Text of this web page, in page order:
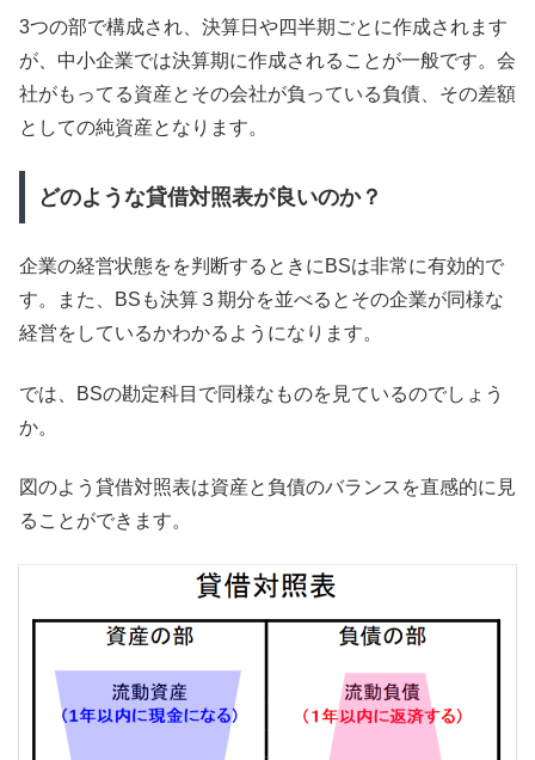
3つの部で構成され、決算日や四半期ごとに作成されます
が、中小企業では決算期に作成されることが一般です。会
社がもってる資産とその会社が負っている負債、その差額
としての純資産となります。
どのような貸借対照表が良いのか？
企業の経営状態をを判断するときにBSは非常に有効的で
す。また、BSも決算３期分を並べるとその企業が同様な
経営をしているかわかるようになります。
では、BSの勘定科目で同様なものを見ているのでしょう
か。
図のよう貸借対照表は資産と負債のバランスを直感的に見
ることができます。